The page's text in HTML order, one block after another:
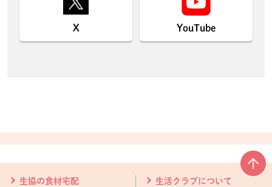
X YouTube
生協の食材宅配 生活クラブについて